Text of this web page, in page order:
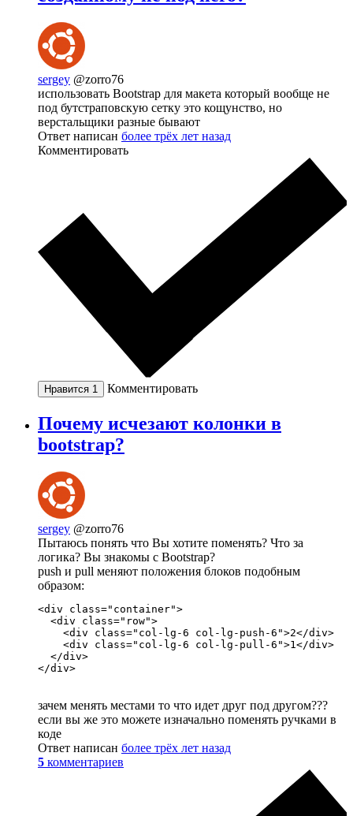
sergey @zorro76
использовать Bootstrap для макета который вообще не
под бутстраповскую сетку это кощунство, но
верстальщики разные бывают
Ответ написан более трёх лет назад
Комментировать
Нравится 1 Комментировать
Почему исчезают колонки в
bootstrap?
sergey @zorro76
Пытаюсь понять что Вы хотите поменять? Что за
логика? Вы знакомы с Bootstrap?
push и pull меняют положения блоков подобным
образом:
<div class="container">
  <div class="row">
    <div class="col-lg-6 col-lg-push-6">2</div>
    <div class="col-lg-6 col-lg-pull-6">1</div>
  </div>
</div>
зачем менять местами то что идет друг под другом???
если вы же это можете изначально поменять ручками в
коде
Ответ написан более трёх лет назад
5 комментариев